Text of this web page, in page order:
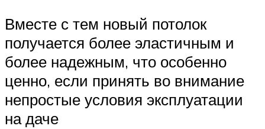
Вместе с тем новый потолок
получается более эластичным и
более надежным, что особенно
ценно, если принять во внимание
непростые условия эксплуатации
на даче